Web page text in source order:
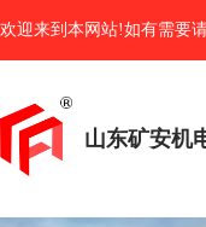
欢迎来到本网站!如有需要
山东矿安机